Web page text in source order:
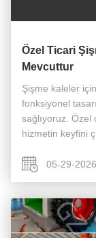
Özel Ticari
Mevcuttur
Şişme kaleler
fonksiyonel
sağlıyoruz. Özel
hizmetin keyfini
manzaral...05-29-2026